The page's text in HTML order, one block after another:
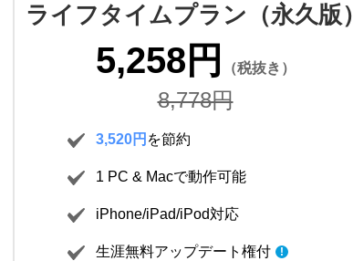
ライフタイムプラン（永久版）
5,258円 （税抜き）
8,778円
3,520円 を節約
1 PC & Macで動作可能
iPhone/iPad/iPod対応
生涯無料アップデート権付 !